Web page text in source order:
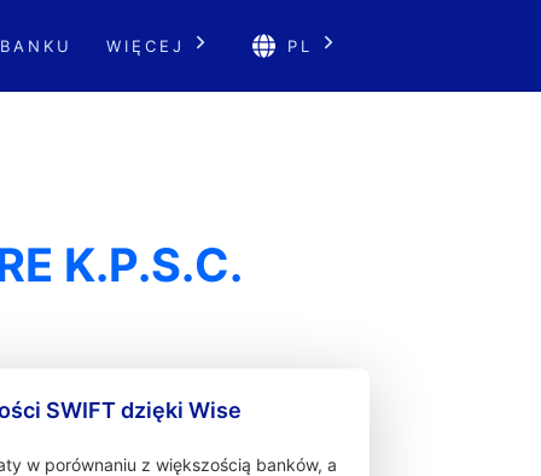
WIĘCEJ PL
K.P.S.C.
SWIFT dzięki Wise
w porównaniu z większością banków, a